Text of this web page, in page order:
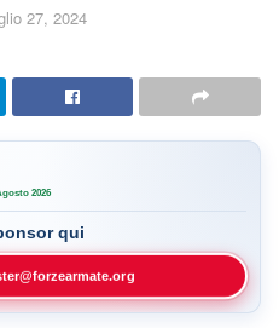
27, 2024
2026
qui